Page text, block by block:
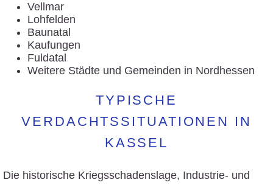
Vellmar
Lohfelden
Baunatal
Kaufungen
Fuldatal
Weitere Städte und Gemeinden in Nordhessen
TYPISCHE
VERDACHTSSITUATIONEN IN
KASSEL
Die historische Kriegsschadenslage, Industrie- und